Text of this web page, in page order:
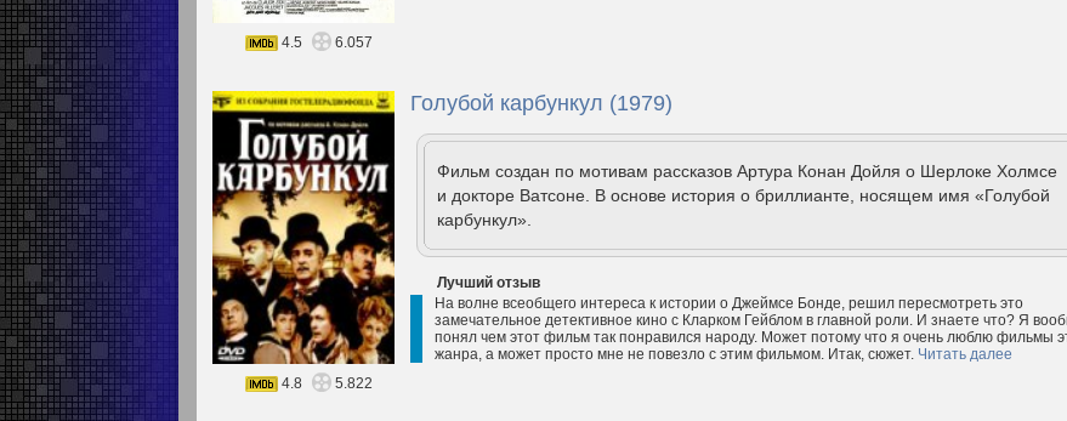
4.5 6.057
Голубой карбункул (1979)
Фильм создан по мотивам рассказов Артура Конан Дойля о Шерлоке Холмсе
и докторе Ватсоне. В основе история о бриллианте, носящем имя «Голубой
карбункул».
Лучший отзыв
На волне всеобщего интереса к истории о Джеймсе Бонде, решил пересмотреть это
замечательное детективное кино с Кларком Гейблом в главной роли. И знаете что? Я
понял чем этот фильм так понравился народу. Может потому что я очень люблю фильмы
жанра, а может просто мне не повезло с этим фильмом. Итак, сюжет. Читать далее
4.8
5.822